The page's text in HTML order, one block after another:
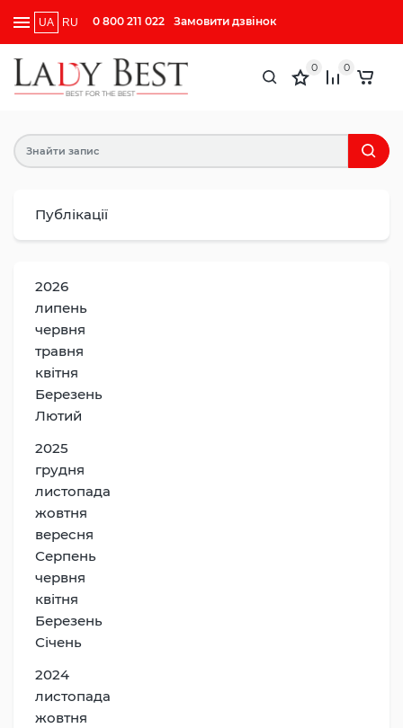
UA RU 0 800 211 022 Замовити дзвінок
0 0
Публікації
2026
липень
червня
травня
квітня
Березень
Лютий
2025
грудня
листопада
жовтня
вересня
Серпень
червня
квітня
Березень
Січень
2024
листопада
жовтня